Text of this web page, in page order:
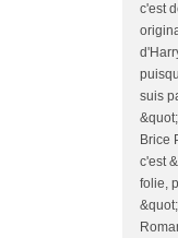
c'est
suis
Brice
c'est
folie,